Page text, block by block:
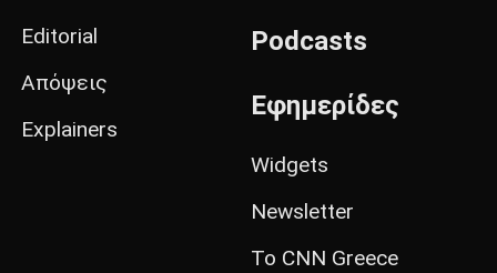
Editorial
Απόψεις
Explainers
Podcasts
Εφημερίδες
Widgets
Newsletter
Το CNN Greece